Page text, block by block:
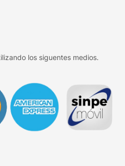
los siguentes medios.